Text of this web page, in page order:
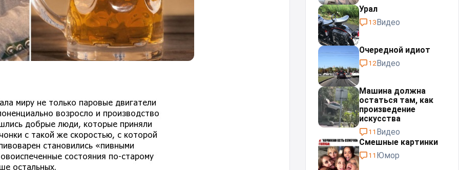
Урал⁠⁠
13Видео
Очередной идиот
12Видео
Машина должна
остаться там, как
произведение
искусства
11 Видео
Смешные картинки
11 Юмор